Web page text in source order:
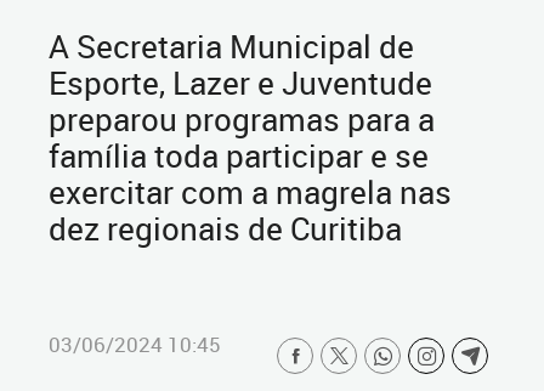
A Secretaria Municipal de
Esporte, Lazer e Juventude
preparou programas para a
família toda participar e se
exercitar com a magrela nas
dez regionais de Curitiba
03/06/2024 10:45